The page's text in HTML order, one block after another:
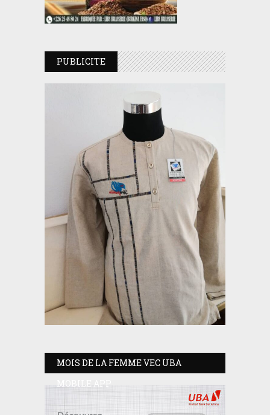
PUBLICITE
MOIS DE LA FEMME VEC UBA
MOBILE APP